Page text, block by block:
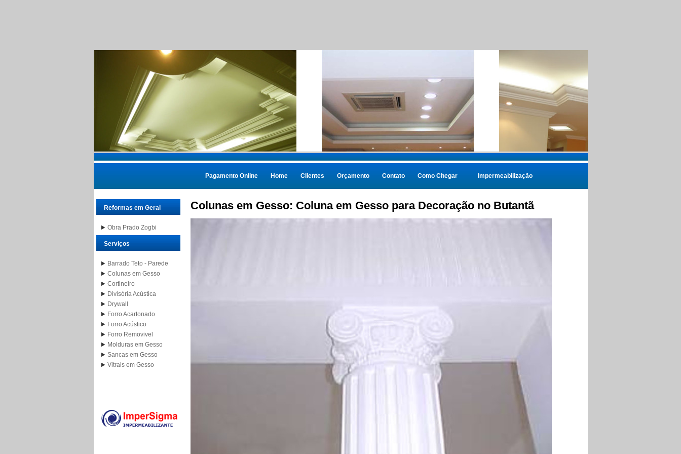
Impermeabilização
Pagamento Online Home Clientes Orçamento Contato Como Chegar
Reformas em Geral
Obra Prado Zogbi
Serviços
Barrado Teto - Parede
Colunas em Gesso
Cortineiro
Divisória Acústica
Drywall
Forro Acartonado
Forro Acústico
Forro Removivel
Molduras em Gesso
Sancas em Gesso
Vitrais em Gesso
Colunas em Gesso: Coluna em Gesso para Decoração no Butantã